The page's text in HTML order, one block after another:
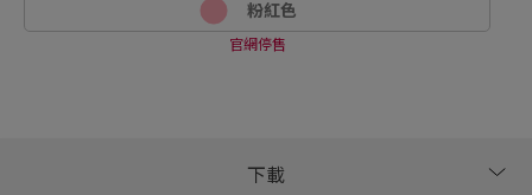
粉紅色
官網停售